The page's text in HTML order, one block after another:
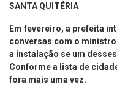
SANTA QUITÉRIA
Em fevereiro, a prefeita
conversas com o
a instalação se um
Conforme a lista de
fora mais uma vez.